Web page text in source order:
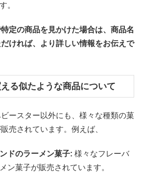
。
定の商品を見かけた場合は、商品名
ければ、より詳しい情報をお伝えで
る似たような商品について
ースター以外にも、様々な種類の菓
売されています。例えば、
ドのラーメン菓子: 様々なフレーバ
ン菓子が販売されています。